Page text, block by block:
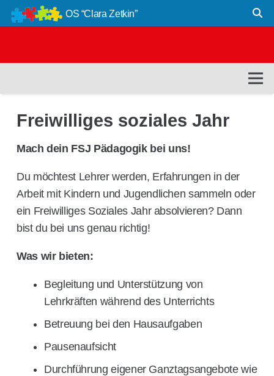
OS “Clara Zetkin”
Freiwilliges soziales Jahr
Mach dein FSJ Pädagogik bei uns!
Du möchtest Lehrer werden, Erfahrungen in der
Arbeit mit Kindern und Jugendlichen sammeln oder
ein Freiwilliges Soziales Jahr absolvieren? Dann
bist du bei uns genau richtig!
Was wir bieten:
Begleitung und Unterstützung von
Lehrkräften während des Unterrichts
Betreuung bei den Hausaufgaben
Pausenaufsicht
Durchführung eigener Ganztagsangebote wie